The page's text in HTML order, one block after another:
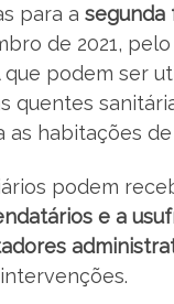
para a segunda
de 2021, pelo
que podem ser
quentes
as habitações
podem
e a